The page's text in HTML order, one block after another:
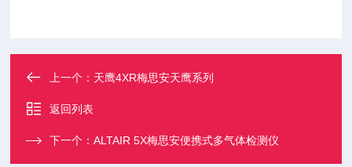
上一个： 天鹰4XR梅思安天鹰系列
返回列表
下一个：ALTAIR 5X梅思安便携式多气体检测仪